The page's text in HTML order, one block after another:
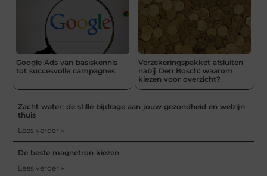
Google Ads van basiskennis
tot succesvolle campagnes
Verzekeringspakket afsluiten
nabij Den Bosch: waarom
kiezen voor overzicht?
Zacht water: de stille bijdrage aan jouw gezondheid en welzijn
thuis
Lees verder »
De beste magnetron kiezen
Lees verder »